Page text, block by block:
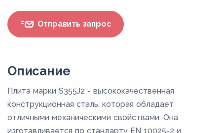
Отправить запрос
Описание
Плита марки S355J2 - высококачественная
конструкционная сталь, которая обладает
отличными механическими свойствами. Она
изготавливается по стандарту EN 10025-2 и